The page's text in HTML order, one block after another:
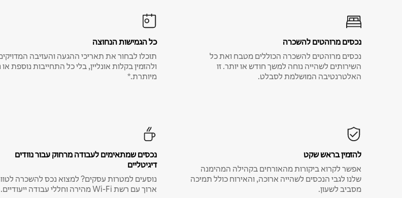
נכסים מרוהטים להשכרה
נכסים מרוהטים להשכרה הכוללים מטבח ואת כל
השירותים לשהייה נוחה למשך חודש או יותר. זו
האלטרנטיבה המושלמת לסבלט.
כל הגמישות הנחוצה
תוכלו לבחור את תאריכי ההגעה והעזיבה
ולהזמין בקלות אונליין, בלי כל התחייבות נוספת או
מיותרת.*
להזמין בראש שקט
אפשר לקרוא ביקורות מהאורחים בקהילה המהימנה
שלנו לגבי הנכסים לשהייה ארוכה, והאירוח כולל תמיכה
מסביב לשעון.
נכסים שמתאימים לעבודה מרחוק עבור נוודים
דיגיטליים
נוסעים למטרות עסקים? למצוא נכס להשכרה
ארוך עם רשת Wi-Fi מהירה וחללי עבודה ייעודיים.